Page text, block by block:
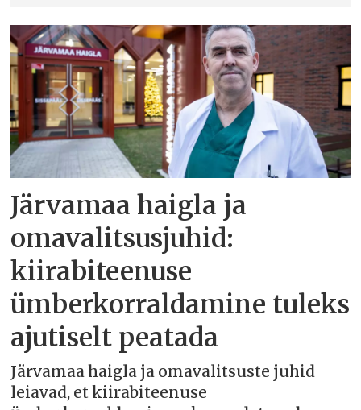
Järvamaa haigla ja
omavalitsusjuhid:
kiirabiteenuse
ümberkorraldamine tuleks
ajutiselt peatada
Järvamaa haigla ja omavalitsuste juhid
leiavad, et kiirabiteenuse